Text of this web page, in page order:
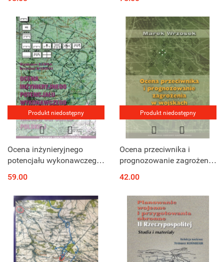
państw
Produkt niedostępny
Ocena inżynieryjnego
potencjału wykonawczego
Rzeczypospolitej Polskiej
59.00
Produkt niedostępny
Ocena przeciwnika i
prognozowanie zagrożenia
42.00